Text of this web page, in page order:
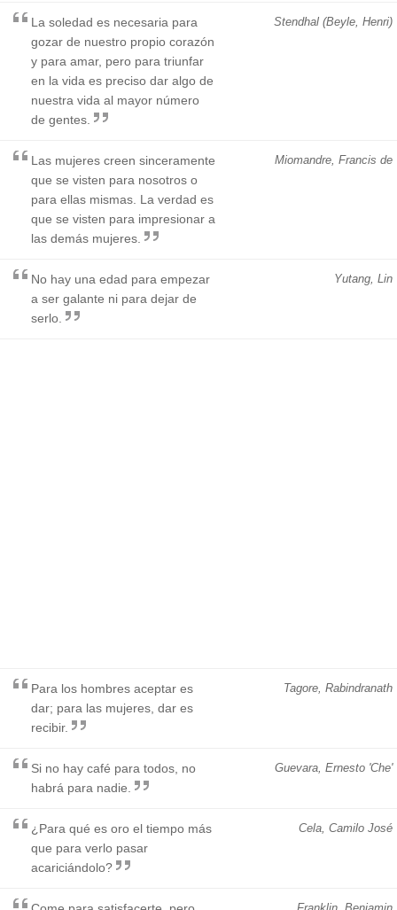
Stendhal (Beyle, Henri)
La soledad es necesaria para
gozar de nuestro propio corazón
y para amar, pero para triunfar
en la vida es preciso dar algo de
nuestra vida al mayor número
de gentes.
Miomandre, Francis de
Las mujeres creen sinceramente
que se visten para nosotros o
para ellas mismas. La verdad es
que se visten para impresionar a
las demás mujeres.
Yutang, Lin
No hay una edad para empezar
a ser galante ni para dejar de
serlo.
Tagore, Rabindranath
Para los hombres aceptar es
dar; para las mujeres, dar es
recibir.
Guevara, Ernesto 'Che'
Si no hay café para todos, no
habrá para nadie.
Cela, Camilo José
¿Para qué es oro el tiempo más
que para verlo pasar
acariciándolo?